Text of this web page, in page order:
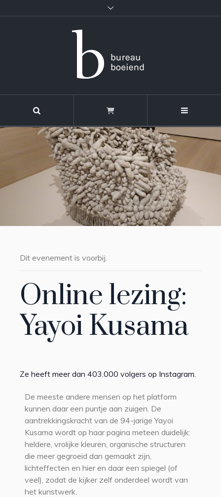
Dit evenement is voorbij.
Online lezing:
Yayoi Kusama
Ze heeft meer dan 403.000 volgers op Instagram.
De meeste andere mensen op het platform
kunnen daar een puntje aan zuigen. De
aantrekkingskracht van de 94-jarige Yayoi
Kusama wordt op haar pagina meteen duidelijk:
heldere, vrolijke kleuren, organische structuren
die meer gegroeid dan gemaakt zijn,
lichteffecten en hier en daar een spiegel (of
veel), zodat de kijker zelf onderdeel wordt van
het kunstwerk.